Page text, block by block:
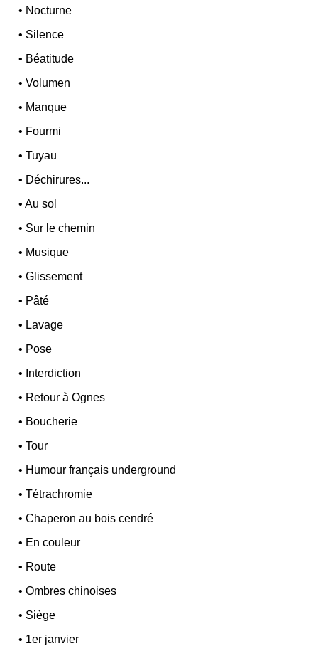
• Nocturne
• Silence
• Béatitude
•Volumen
• Manque
• Fourmi
•Tuyau
• Déchirures...
•Au sol
• Sur le chemin
• Musique
•Glissement
• Pâté
• Lavage
• Pose
• Interdiction
• Retour à Ognes
• Boucherie
•Tour
• Humour français underground
•Tétrachromie
•Chaperon au bois cendré
• En couleur
• Route
•Ombres chinoises
• Siège
• 1er janvier